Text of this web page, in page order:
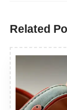
Related